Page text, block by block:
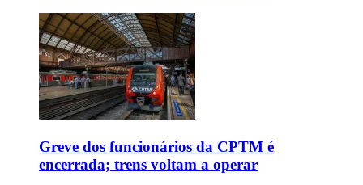
Greve dos funcionários da CPTM é
encerrada; trens voltam a operar